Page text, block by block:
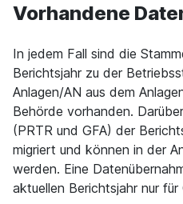
Vorhandene
In jedem Fall sind die
Berichtsjahr zu der
Anlagen/AN aus dem
Behörde vorhanden.
(PRTR und GFA) der
migriert und können in der
werden. Eine
aktuellen Berichtsjahr nur